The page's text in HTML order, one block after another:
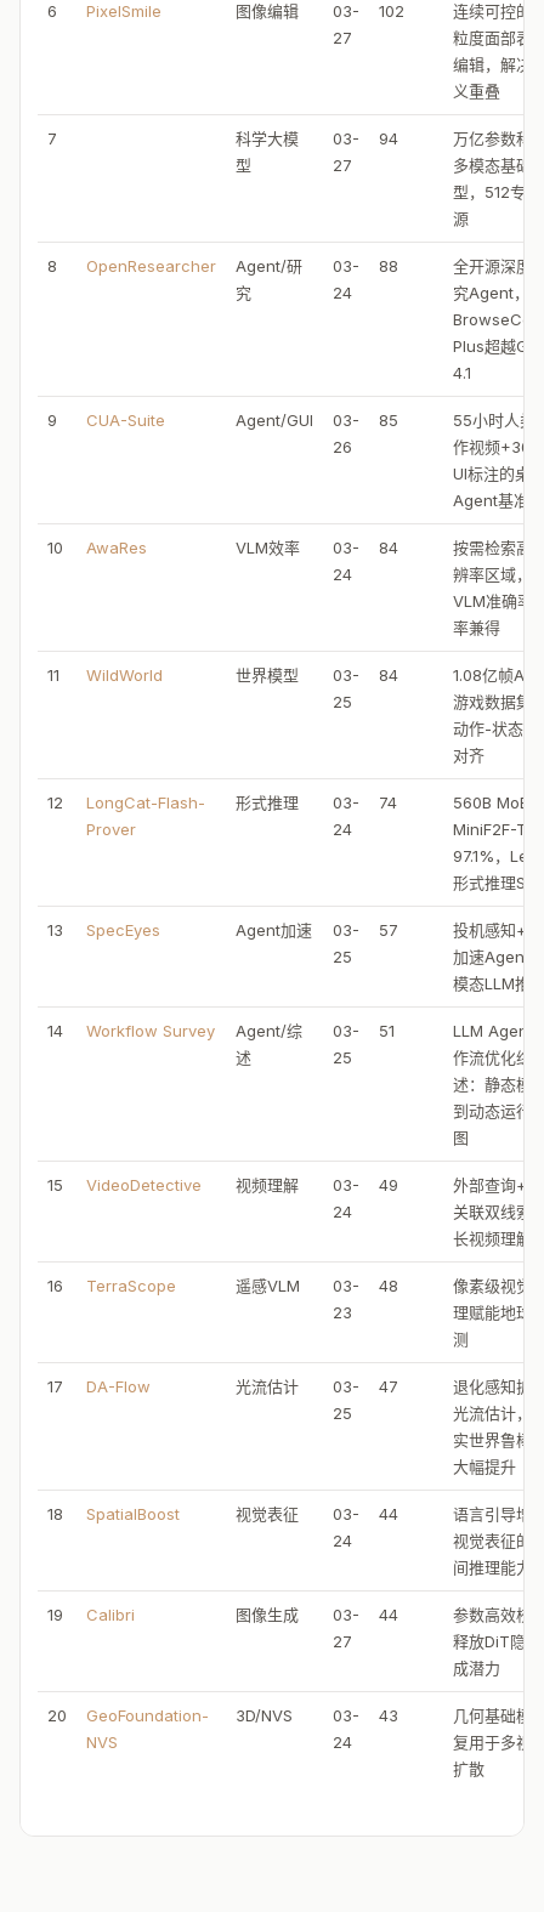
6 PixelSmile 图像编辑
03-
27
102
连续可控的
粒度面部表
编辑，解决
义重叠
7
科学大模
型
03-
27
94
万亿参数科
多模态基础
型，512专
源
8 OpenResearcher
Agent/研
究
03-
24
88
全开源深度
究Agent，
Plus超越
4.1
9 CUA-Suite Agent/GUI
03-
26
85
55小时人类
作视频+360
UI标注的桌
Agent基准
10 AwaRes VLM效率
03-
24
84
按需检索高
辨率区域，
VLM准确率-
率兼得
11 WildWorld 世界模型
03-
25
84
1.08亿帧
游戏数据集
动作-状态显
对齐
12
LongCat-Flash-
Prover
形式推理
03-
24
74
560B MoE
MiniF2F-
97.1%，
形式推理
13 SpecEyes Agent加速
03-
25
57
投机感知+
加速
模态LLM推
14 Workflow Survey
Agent/综
述
03-
25
51
LLM Agent
作流优化综
述：静态模
到动态运行
图
15 VideoDetective 视频理解
03-
24
49
外部查询+
关联双线索
长视频理解
16 TerraScope 遥感VLM
03-
23
48
像素级视觉
理赋能地球
测
17 DA-Flow 光流估计
03-
25
47
退化感知扩
光流估计，
实世界鲁棒
大幅提升
18 SpatialBoost 视觉表征
03-
24
44
语言引导增
视觉表征的
间推理能力
19 Calibri 图像生成
03-
27
44
参数高效校
释放DiT隐
成潜力
20
GeoFoundation-
NVS
3D/NVS
03-
24
43
几何基础模
复用于多视
扩散